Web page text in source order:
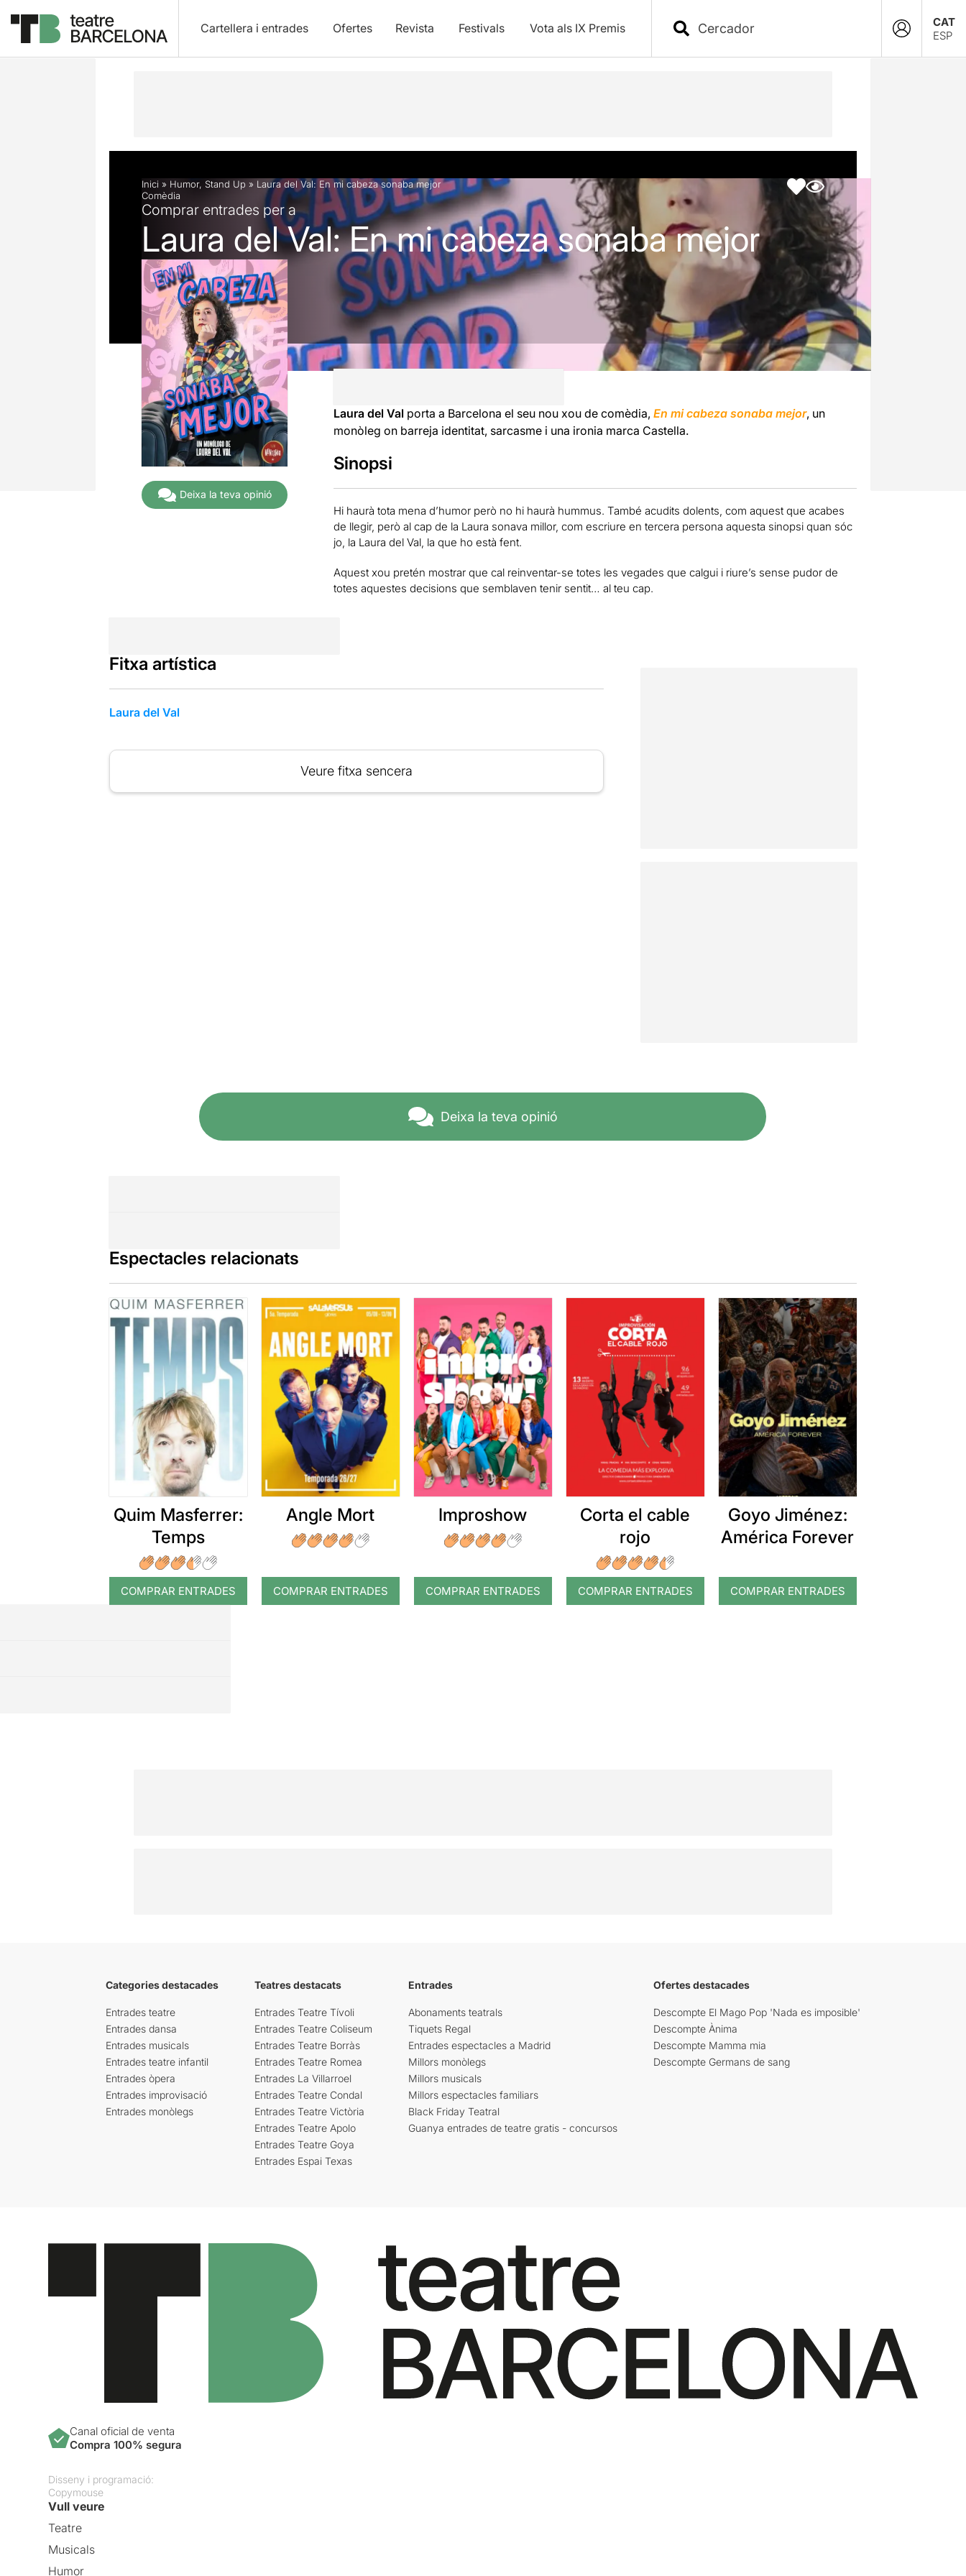
Cartellera i entrades Ofertes Revista Festivals Vota als IX Premis
CAT
ESP
Descripció Fitxa artística
Inici » Humor, Stand Up » Laura del Val: En mi cabeza sonaba mejor
Comèdia
Comprar entrades per a
Laura del Val: En mi cabeza sonaba mejor
Deixa la teva opinió
Laura del Val porta a Barcelona el seu nou xou de comèdia, En mi cabeza sonaba mejor, un
monòleg on barreja identitat, sarcasme i una ironia marca Castella.
Sinopsi
Hi haurà tota mena d’humor però no hi haurà hummus. També acudits dolents, com aquest que acabes
de llegir, però al cap de la Laura sonava millor, com escriure en tercera persona aquesta sinopsi quan sóc
jo, la Laura del Val, la que ho està fent.
Aquest xou pretén mostrar que cal reinventar-se totes les vegades que calgui i riure’s sense pudor de
totes aquestes decisions que semblaven tenir sentit… al teu cap.
Fitxa artística
Laura del Val
Veure fitxa sencera
Deixa la teva opinió
Espectacles relacionats
Quim Masferrer:
Temps
COMPRAR ENTRADES
Angle Mort
COMPRAR ENTRADES
Improshow
COMPRAR ENTRADES
Corta el cable
rojo
COMPRAR ENTRADES
Goyo Jiménez:
América Forever
COMPRAR ENTRADES
Categories destacades
Entrades teatre
Entrades dansa
Entrades musicals
Entrades teatre infantil
Entrades òpera
Entrades improvisació
Entrades monòlegs
Teatres destacats
Entrades Teatre Tívoli
Entrades Teatre Coliseum
Entrades Teatre Borràs
Entrades Teatre Romea
Entrades La Villarroel
Entrades Teatre Condal
Entrades Teatre Victòria
Entrades Teatre Apolo
Entrades Teatre Goya
Entrades Espai Texas
Entrades
Abonaments teatrals
Tiquets Regal
Entrades espectacles a Madrid
Millors monòlegs
Millors musicals
Millors espectacles familiars
Black Friday Teatral
Guanya entrades de teatre gratis - concursos
Ofertes destacades
Descompte El Mago Pop 'Nada es imposible'
Descompte Ànima
Descompte Mamma mia
Descompte Germans de sang
Canal oficial de venta
Compra 100% segura
Disseny i programació:
Copymouse
Vull veure
Teatre
Musicals
Humor